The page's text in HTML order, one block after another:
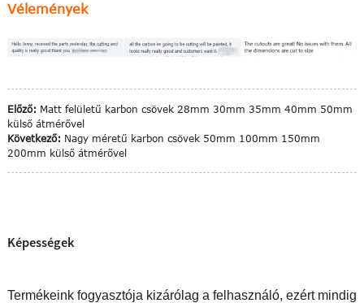
Vélemények
Előző: Matt felületű karbon csövek 28mm 30mm 35mm 40mm 50mm
külső átmérővel
Következő: Nagy méretű karbon csövek 50mm 100mm 150mm
200mm külső átmérővel
Képességek
Termékeink fogyasztója kizárólag a felhasználó, ezért mindig